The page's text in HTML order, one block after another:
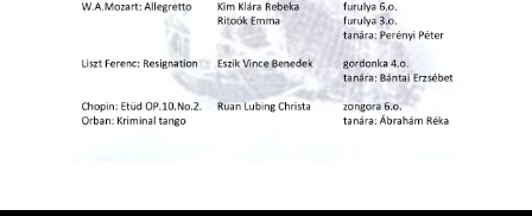
Területi Válogatója